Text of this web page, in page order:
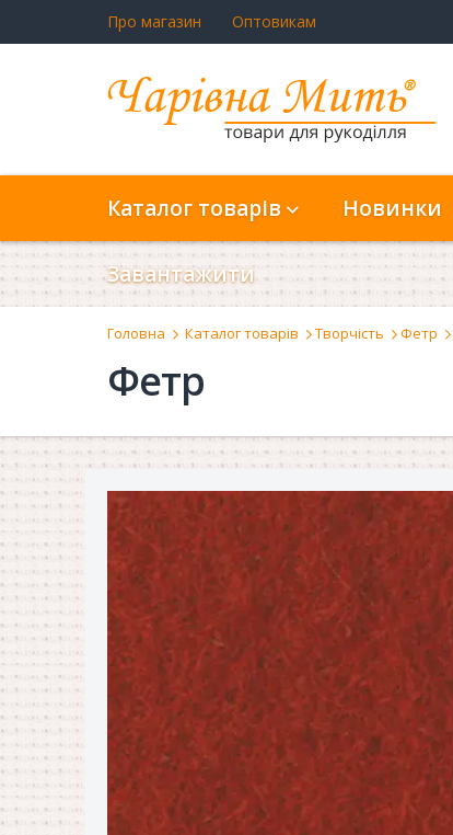
Про магазин Оптовикам
Каталог товарів Новинки
Завантажити
Головна Каталог товарів Творчість Фетр
Фетр